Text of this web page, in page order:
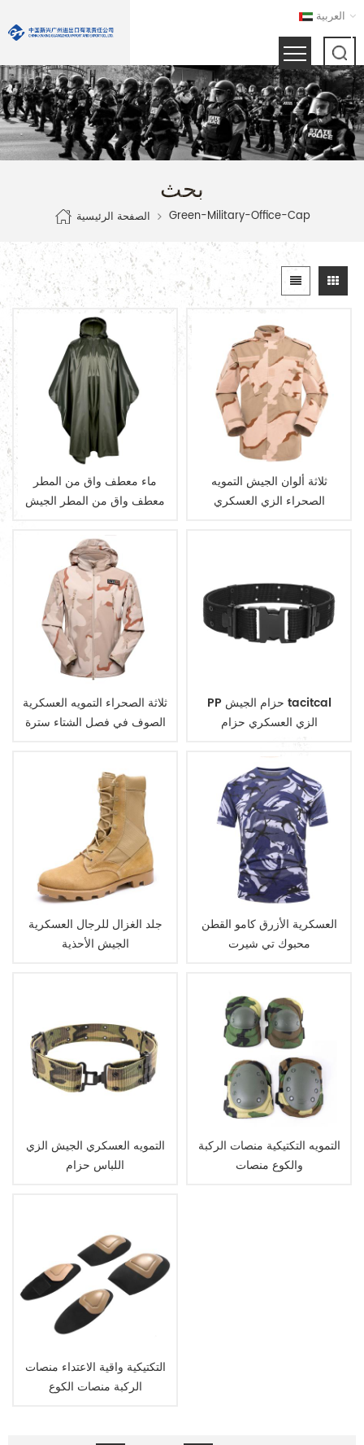
العربية
بحث
الصفحة الرئيسية Green-Military-Office-Cap
ماء معطف واق من المطر
معطف واق من المطر الجيش
ثلاثة ألوان الجيش التمويه
الصحراء الزي العسكري
ثلاثة الصحراء التمويه العسكرية
الصوف في فصل الشتاء سترة
PP حزام الجيش tacitcal
الزي العسكري حزام
جلد الغزال للرجال العسكرية
الجيش الأحذية
العسكرية الأزرق كامو القطن
محبوك تي شيرت
التمويه العسكري الجيش الزي
اللباس حزام
التمويه التكتيكية منصات الركبة
والكوع منصات
التكتيكية واقية الاعتداء منصات
الركبة منصات الكوع